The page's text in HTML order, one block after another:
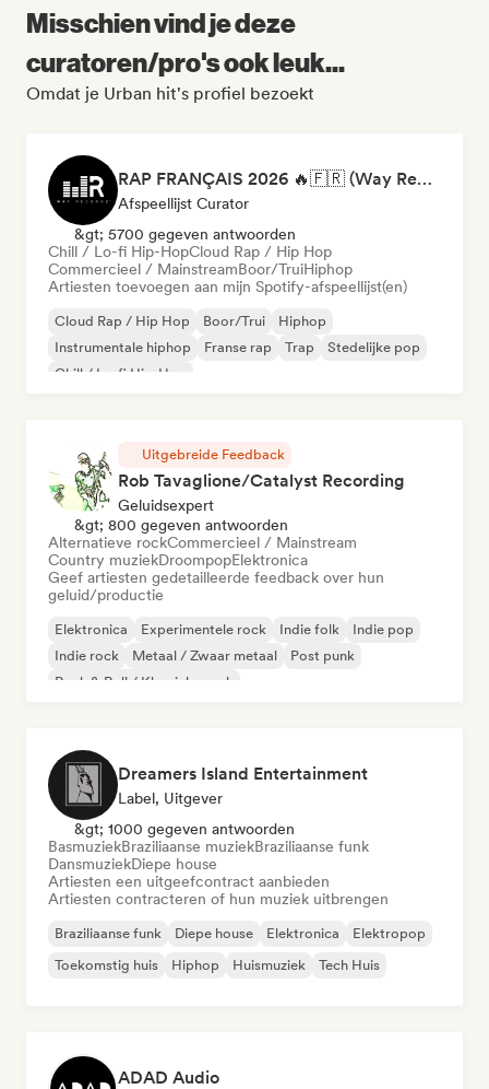
Misschien vind je deze
curatoren/pro's ook leuk...
Omdat je Urban hit's profiel bezoekt
RAP FRANÇAIS 2026 🔥🇫🇷 (Way Records)
Afspeellijst Curator
&gt; 5700 gegeven antwoorden
Chill / Lo-fi Hip-HopCloud Rap / Hip Hop
Commercieel / MainstreamBoor/TruiHiphop
Artiesten toevoegen aan mijn Spotify-afspeellijst(en)
Cloud Rap / Hip Hop Boor/Trui
Hiphop
Instrumentale hiphop
Franse rap Trap
Stedelijke pop
Chill / Lo-fi Hip-Hop
Uitgebreide Feedback
Rob Tavaglione/Catalyst Recording
Geluidsexpert
&gt; 800 gegeven antwoorden
Alternatieve rockCommercieel / Mainstream
Country muziekDroompopElektronica
Geef artiesten gedetailleerde feedback over hun
geluid/productie
Elektronica Experimentele rock Indie folk
Indie pop
Indie rock
Metaal / Zwaar metaal
Post punk
Rock & Roll / Klassieke rock
Dreamers Island Entertainment
Label, Uitgever
&gt; 1000 gegeven antwoorden
BasmuziekBraziliaanse muziekBraziliaanse funk
DansmuziekDiepe house
Artiesten een uitgeefcontract aanbieden
Artiesten contracteren of hun muziek uitbrengen
Braziliaanse funk Diepe house Elektronica
Elektropop
Toekomstig huis
Hiphop Huismuziek Tech Huis
ADAD Audio